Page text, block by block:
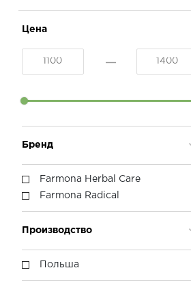
Цена
Бренд
Farmona Herbal Care
Farmona Radical
Производство
Польша